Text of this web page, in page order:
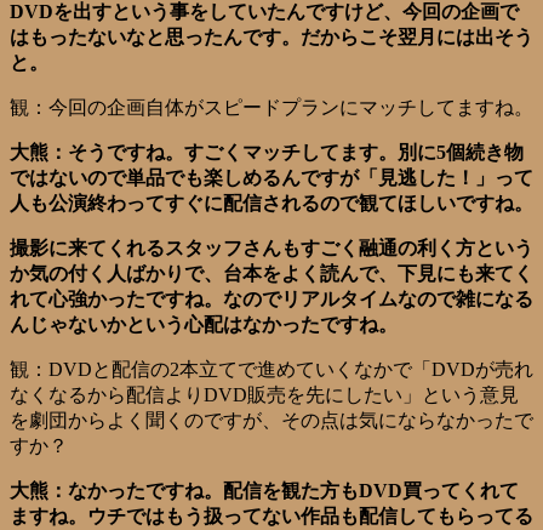
DVDを出すという事をしていたんですけど、今回の企画で
はもったないなと思ったんです。だからこそ翌月には出そう
と。
観：今回の企画自体がスピードプランにマッチしてますね。
大熊：そうですね。すごくマッチしてます。別に5個続き物
ではないので単品でも楽しめるんですが「見逃した！」って
人も公演終わってすぐに配信されるので観てほしいですね。
撮影に来てくれるスタッフさんもすごく融通の利く方という
か気の付く人ばかりで、台本をよく読んで、下見にも来てく
れて心強かったですね。なのでリアルタイムなので雑になる
んじゃないかという心配はなかったですね。
観：DVDと配信の2本立てで進めていくなかで「DVDが売れ
なくなるから配信よりDVD販売を先にしたい」という意見
を劇団からよく聞くのですが、その点は気にならなかったで
すか？
大熊：なかったですね。配信を観た方もDVD買ってくれて
ますね。ウチではもう扱ってない作品も配信してもらってる